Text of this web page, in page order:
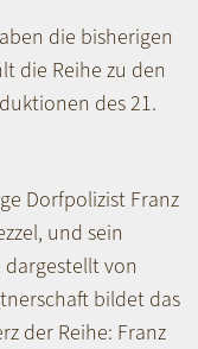
die bisherigen
die Reihe zu den
des 21.
Dorfpolizist Franz
und sein
dargestellt von
bildet das
der Reihe: Franz